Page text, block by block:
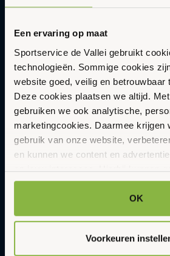
Een ervaring op maat
Sportservice de Vallei gebruikt
technologieën. Sommige cookies
website goed, veilig en betrouwbaar
Deze cookies plaatsen we altijd.
gebruiken we ook analytische,
marketingcookies. Daarmee krijgen
gebruik van onze website,
en kunnen we content en
op jouw interesses. Hierbij kunnen
gedeeld met externe partners.
Klik op ‘OK’ om alle cookies te
staan. Via ‘Voorkeuren instellen’
OK
Voorkeuren
Ik wil zwemmen
Ik wil bewegen
Ik wil gezonder leven
Ik wil huren
Ik wil naar SAM
Openingstijden zwembad
Nieuws